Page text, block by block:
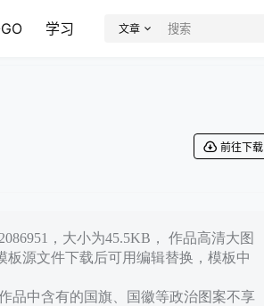
学习 文章
前往下载
，大小为45.5KB， 作品高清大图
源文件下载后可用编辑替换，模板中
品中含有的国旗、国徽等政治图案不享